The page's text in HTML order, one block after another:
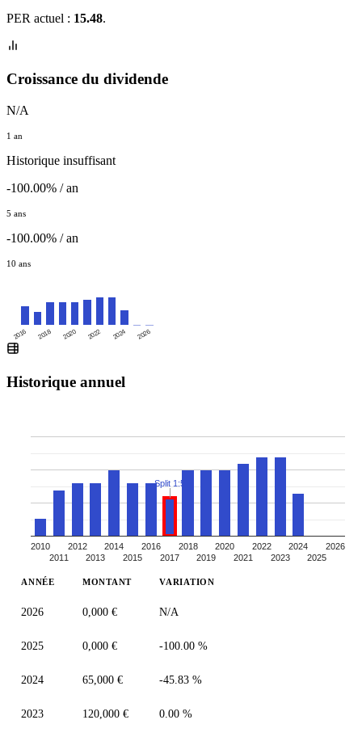
PER actuel : 15.48.
Croissance du dividende
N/A
1 an
Historique insuffisant
-100.00% / an
5 ans
-100.00% / an
10 ans
2016 2018 2020 2022 2024 2026
Historique annuel
2010
2011
2012
2013
2014
2015
2016
2017
2018
2019
2020
2021
2022
2023
2024
2025
2026
Split 1:5
ANNÉE MONTANT VARIATION
2026 0,000 € N/A
2025 0,000 € -100.00 %
2024 65,000 € -45.83 %
2023 120,000 € 0.00 %